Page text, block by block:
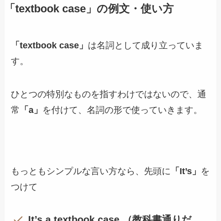
「textbook case」の例文・使い方
「textbook case」 は名詞として成り立っていま
す。
ひとつの特別なものを指すわけではないので、通
常 「a」 を付けて、名詞の形で使っていきます。
もっともシンプルな言い方なら、先頭に 「It’s」 を
つけて